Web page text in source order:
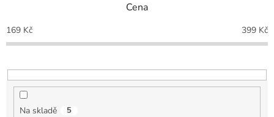
p
r
o
u
Cena
169 Kč 399 Kč
Na skladě 5